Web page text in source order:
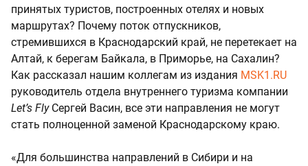
принятых туристов, построенных отелях и новых
маршрутах? Почему поток отпускников,
стремившихся в Краснодарский край, не перетекает на
Алтай, к берегам Байкала, в Приморье, на Сахалин?
Как рассказал нашим коллегам из издания MSK1.RU
руководитель отдела внутреннего туризма компании
Let’s FlyСергей Васин, все эти направления не могут
стать полноценной заменой Краснодарскому краю.
«Для большинства направлений в Сибири и на